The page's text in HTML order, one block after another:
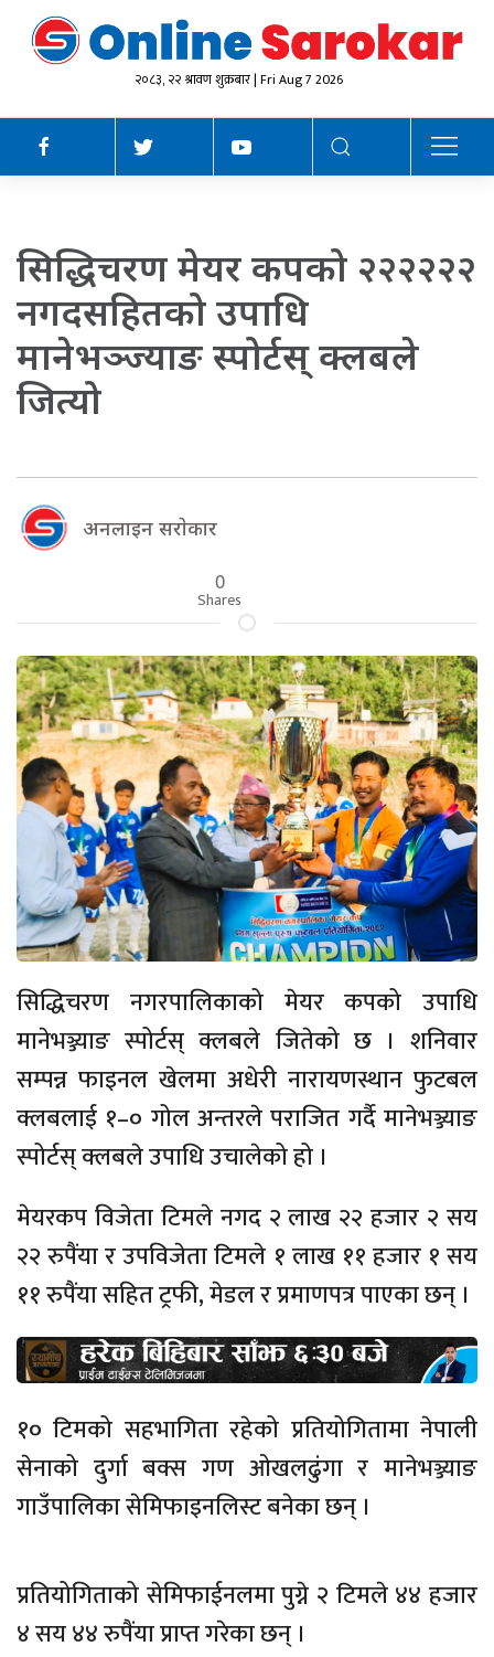
२०८३, २२ श्रावण शुक्रबार | Fri Aug 7 2026
सिद्धिचरण मेयर कपको २२२२२२
नगदसहितको उपाधि
मानेभञ्ज्याङ स्पोर्टस् क्लबले
जित्यो
अनलाइन सराेकार
0
Shares
सिद्धिचरण नगरपालिकाको मेयर कपको उपाधि
मानेभञ्ज्याङ स्पोर्टस् क्लबले जितेको छ । शनिवार
सम्पन्न फाइनल खेलमा अधेरी नारायणस्थान फुटबल
क्लबलाई १–० गोल अन्तरले पराजित गर्दै मानेभञ्ज्याङ
स्पोर्टस् क्लबले उपाधि उचालेको हो ।
मेयरकप विजेता टिमले नगद २ लाख २२ हजार २ सय
२२ रुपैंया र उपविजेता टिमले १ लाख ११ हजार १ सय
११ रुपैंया सहित ट्रफी, मेडल र प्रमाणपत्र पाएका छन् ।
१० टिमको सहभागिता रहेको प्रतियोगितामा नेपाली
सेनाको दुर्गा बक्स गण ओखलढुंगा र मानेभञ्ज्याङ
गाउँपालिका सेमिफाइनलिस्ट बनेका छन् ।
प्रतियोगिताको सेमिफाईनलमा पुग्ने २ टिमले ४४ हजार
४ सय ४४ रुपैंया प्राप्त गरेका छन् ।